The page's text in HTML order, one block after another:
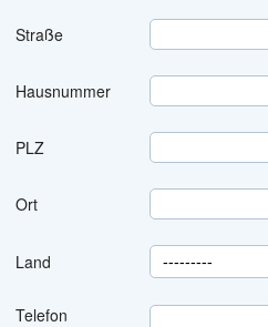
Straße
Hausnummer
PLZ
Ort
Land
Telefon